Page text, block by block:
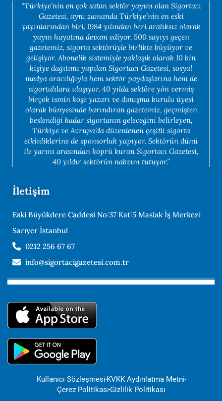
“Türkiye’nin en çok satan sektör yayını olan Sigortacı
Gazetesi, aynı zamanda Türkiye’nin en eski
yayınlarından biri. 1984 yılından beri aralıksız olarak
yayın hayatına devam ediyor. 500 sayıyı geçen
gazetemiz, sigorta sektörüyle birlikte büyüyor ve
gelişiyor. Abonelik sistemiyle yaklaşık olarak 10 bin
kişiye dağıtımı yapılan Sigortacı Gazetesi, sosyal
medya aracılığıyla hem sektör paydaşlarına hem de
sigortalılara ulaşıyor. 40 yılda sektöre yön vermiş
birçok ismin köşe yazarı ve danışma kurulu üyesi
olarak bünyesinde barındıran gazetemiz, geçmişten
beslendiği kadar sigortanın geleceğini belirleyen,
Türkiye ve Avrupa’da düzenlenen çeşitli sigorta
etkinliklerine de sponsorluk yapıyor. Sektörün dünü
ile yarını arasından köprü kuran Sigortacı Gazetesi,
40 yıldır sektörün nabzını tutuyor.”
İletişim
Eski Büyükdere Caddesi No:37 Kat:5 Maslak İş Merkezi
Sarıyer İstanbul
0212 256 67 67
info@sigortacigazetesi.com.tr
Kullanıcı SözleşmesiKVKK Aydınlatma Metni
Çerez PolitikasıGizlilik Politikası